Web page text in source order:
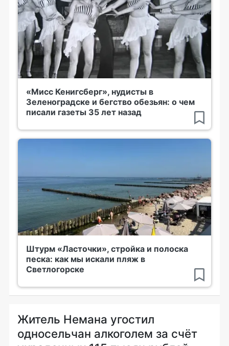
«Мисс Кенигсберг», нудисты в
Зеленоградске и бегство обезьян: о чем
писали газеты 35 лет назад
Штурм «Ласточки», стройка и полоска
песка: как мы искали пляж в
Светлогорске
Житель Немана угостил
односельчан алкоголем за счёт